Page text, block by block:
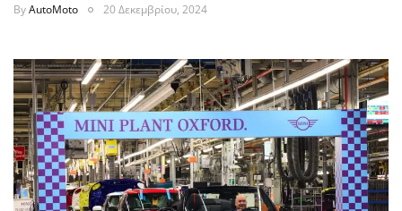
ByAutoMoto 20 Δεκεμβρίου, 2024